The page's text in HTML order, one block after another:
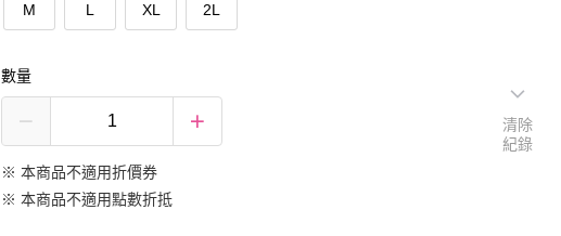
M L XL 2L
數量
※ 本商品不適用折價券
※ 本商品不適用點數折抵
清除
紀錄